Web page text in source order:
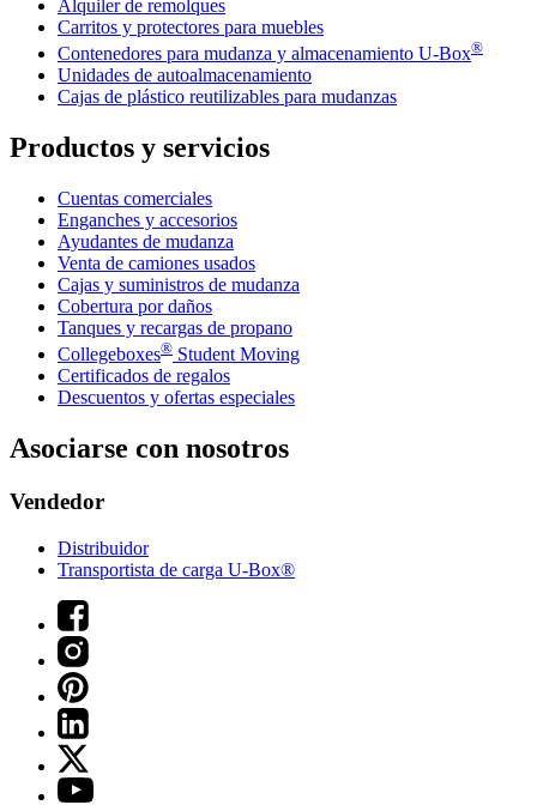
Alquiler de remolques
Carritos y protectores para muebles
Contenedores para mudanza y almacenamiento U-Box®
Unidades de autoalmacenamiento
Cajas de plástico reutilizables para mudanzas
Productos y servicios
Cuentas comerciales
Enganches y accesorios
Ayudantes de mudanza
Venta de camiones usados
Cajas y suministros de mudanza
Cobertura por daños
Tanques y recargas de propano
Collegeboxes® Student Moving
Certificados de regalos
Descuentos y ofertas especiales
Asociarse con nosotros
Vendedor
Distribuidor
Transportista de carga U-Box®